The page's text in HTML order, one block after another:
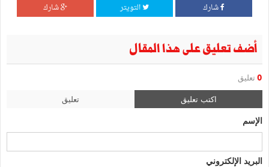
شارك التويتر شارك
أضف تعليق على هذا المقال
0 تعليق
اكتب تعليق تعليق
الإسم
البريد الإلكتروني